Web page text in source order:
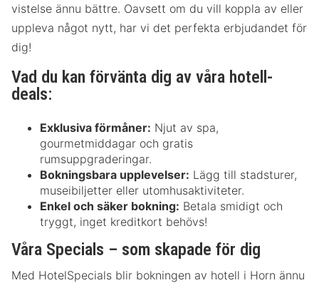
vistelse ännu bättre. Oavsett om du vill koppla av eller
uppleva något nytt, har vi det perfekta erbjudandet för
dig!
Vad du kan förvänta dig av våra hotell-
deals:
Exklusiva förmåner: Njut av spa,
gourmetmiddagar och gratis
rumsuppgraderingar.
Bokningsbara upplevelser: Lägg till stadsturer,
museibiljetter eller utomhusaktiviteter.
Enkel och säker bokning: Betala smidigt och
tryggt, inget kreditkort behövs!
Våra Specials – som skapade för dig
Med HotelSpecials blir bokningen av hotell i Horn ännu